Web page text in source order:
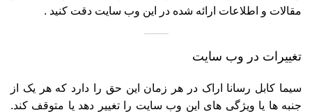
مقالات و اطلاعات ارائه شده در این وب سایت دقت کنید .
تغییرات در وب سایت
سیما کابل رسانا اراک در هر زمان این حق را دارد که هر یک از
جنبه ها یا ویژگی های این وب سایت را تغییر دهد یا متوقف کند.